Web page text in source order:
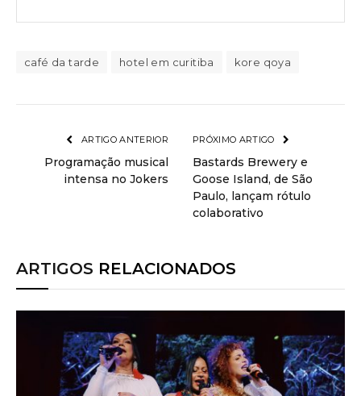
café da tarde hotel em curitiba kore qoya
ARTIGO ANTERIOR
Programação musical
intensa no Jokers
PRÓXIMO ARTIGO
Bastards Brewery e
Goose Island, de São
Paulo, lançam rótulo
colaborativo
ARTIGOS RELACIONADOS